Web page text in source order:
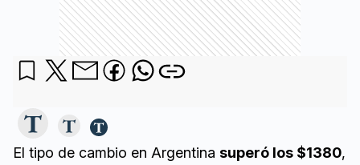
El tipo de cambio en Argentina superó los $1380,